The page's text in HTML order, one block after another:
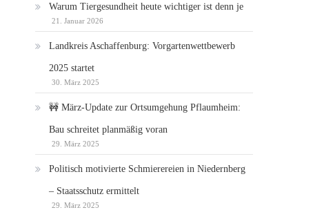
Warum Tiergesundheit heute wichtiger ist denn je
21. Januar 2026
Landkreis Aschaffenburg: Vorgartenwettbewerb
2025 startet
30. März 2025
🚧 März-Update zur Ortsumgehung Pflaumheim:
Bau schreitet planmäßig voran
29. März 2025
Politisch motivierte Schmierereien in Niedernberg
– Staatsschutz ermittelt
29. März 2025